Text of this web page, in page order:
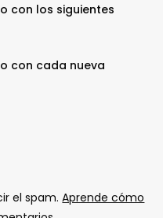
con los siguientes
con cada nueva
el spam.Aprende cómo